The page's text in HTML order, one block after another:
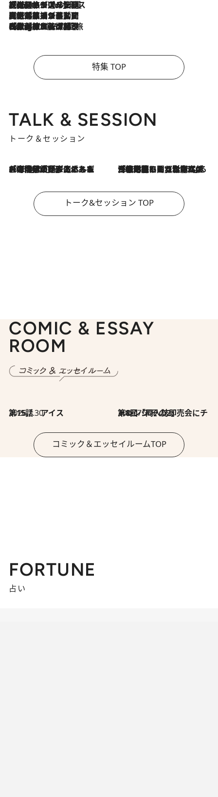
2026.8.6
【厳選旅コスメ】「身軽さ＆UV対策重視！」ヘアアーティストshucoが選んだ夏旅ベストコスメを発表【Mサイズジップ】
2026.8.5
【厳選旅コスメ】国内をあちこち移動する河井菜摘が選んだ夏旅ベストコスメ発表！「リラックスアイテムはマスト」【Mサイズジップ】
2026.8.4
【厳選旅コスメ】「紫外線＆乾燥対策しながらメイク感も！」ヘア＆メイクGeorgeが選んだ夏旅ベストコスメを発表！【Mサイズジップ】
特集 TOP
TALK & SESSION
トーク＆セッション
2026.8.3
「今後値上げがあるとすれば…」「リスクがあるのは今年の冬」エネルギー専門家が語る、ホルムズ海峡封鎖が家庭にもたらす“ある心配” 2026.8.3
「住宅建てられない…」「サーチャージ料の高値が続いている」ホルムズ海峡封鎖による影響はいつまで続く？《エネルギー専門家に聞く“どうなる日本の暮らし”》
トーク&セッション TOP
COMIC & ESSAY
ROOM
2026.7.30
第15話 アイス 2026.7.30
第8回「同人誌即売会にチャレンジ その2」
コミック＆エッセイルームTOP
FORTUNE
占い